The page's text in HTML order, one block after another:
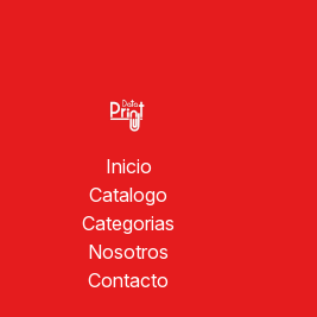
Inicio
Catalogo
Categorias
Nosotros
Contacto